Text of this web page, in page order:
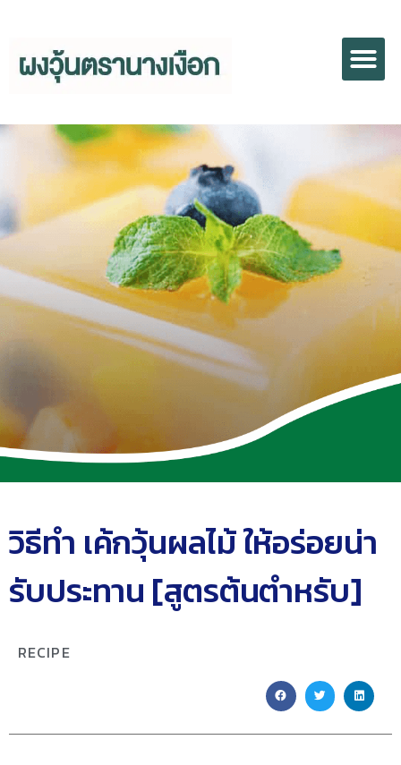
วิธีทำ เค้กวุ้นผลไม้ ให้อร่อยน่า
รับประทาน [สูตรต้นตำหรับ]
RECIPE